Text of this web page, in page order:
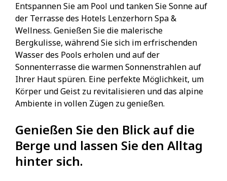
Entspannen Sie am Pool und tanken Sie Sonne auf
der Terrasse des Hotels Lenzerhorn Spa &
Wellness. Genießen Sie die malerische
Bergkulisse, während Sie sich im erfrischenden
Wasser des Pools erholen und auf der
Sonnenterrasse die warmen Sonnenstrahlen auf
Ihrer Haut spüren. Eine perfekte Möglichkeit, um
Körper und Geist zu revitalisieren und das alpine
Ambiente in vollen Zügen zu genießen.
Genießen Sie den Blick auf die
Berge und lassen Sie den Alltag
hinter sich.